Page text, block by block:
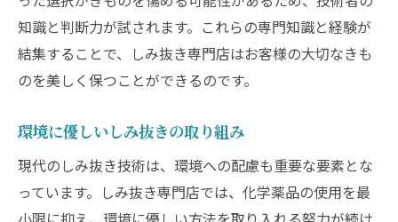
知識と判断力が試されます。これらの専門知識と経験が
結集することで、しみ抜き専門店はお客様の大切なきも
のを美しく保つことができるのです。
環境に優しいしみ抜きの取り組み
現代のしみ抜き技術は、環境への配慮も重要な要素とな
っています。しみ抜き専門店では、化学薬品の使用を最